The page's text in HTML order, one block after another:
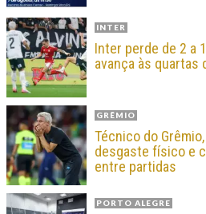
INTER
Inter perde de 2 a
avança às quartas
GRÊMIO
Técnico do
desgaste físico e
entre partidas
PORTO ALEGRE